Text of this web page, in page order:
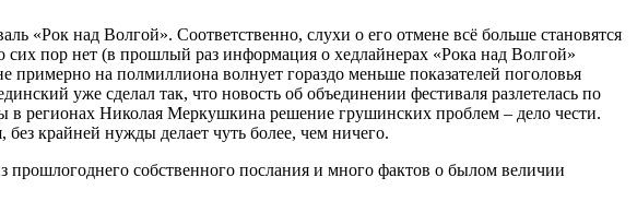
«Рок над Волгой». Соответственно, слухи о его отмене всё больше становятся
пор нет (в прошлый раз информация о хедлайнерах «Рока над Волгой»
на полмиллиона волнует гораздо меньше показателей поголовья
уже сделал так, что новость об объединении фестиваля разлетелась по
регионах Николая Меркушкина решение грушинских проблем – дело чести.
крайней нужды делает чуть более, чем ничего.
собственного послания и много фактов о былом величии